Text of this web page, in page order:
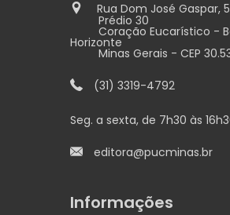
Rua Dom José Gaspar,
Prédio 30
Coração Eucarístico -
Horizonte
Minas Gerais - CEP
(31) 3319-4792
Seg. a sexta, de 7h30 às
editora@pucminas.br
Informações